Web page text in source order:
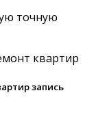
точную
запись